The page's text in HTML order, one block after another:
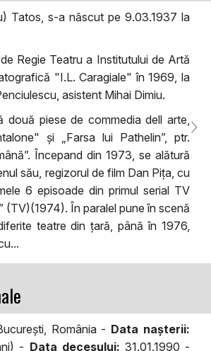
Tatos, s-a născut pe 9.03.1937 la
Regie Teatru a Institutului de Artă
"I.L. Caragiale" în 1969, la
asistent Mihai Dimiu.
două piese de commedia dell arte,
și „Farsa lui Pathelin”, ptr.
Începand din 1973, se alătură
său, regizorul de film Dan Pița, cu
6 episoade din primul serial TV
(TV)(1974). În paralel pune în scenă
teatre din țară, până în 1976,
România - Data naşterii:
- Data decesului: 31.01.1990 -